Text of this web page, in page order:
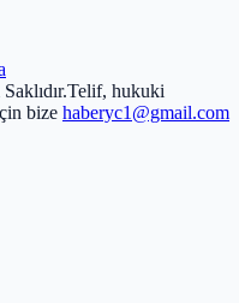
Telif, hukuki
bize haberyc1@gmail.com